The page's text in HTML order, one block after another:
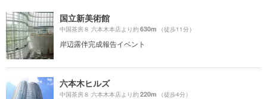
国立新美術館
中国茶房８ 六本木本店より約630m （徒歩11分）
岸辺露伴完成報告イベント
六本木ヒルズ
中国茶房８ 六本木本店より約220m （徒歩4分）